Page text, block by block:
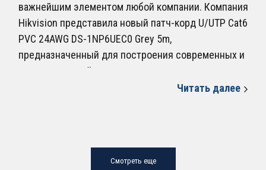
важнейшим элементом любой компании. Компания
Hikvision представила новый патч-корд U/UTP Cat6
PVC 24AWG DS-1NP6UEC0 Grey 5m,
предназначенный для построения современных и
надежных сетей передачи данных.
Читать далее
Смотреть еще